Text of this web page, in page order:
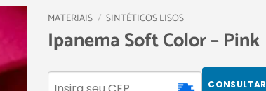
MATERIAIS / SINTÉTICOS LISOS
Ipanema Soft Color – Pink
CONSULTAR